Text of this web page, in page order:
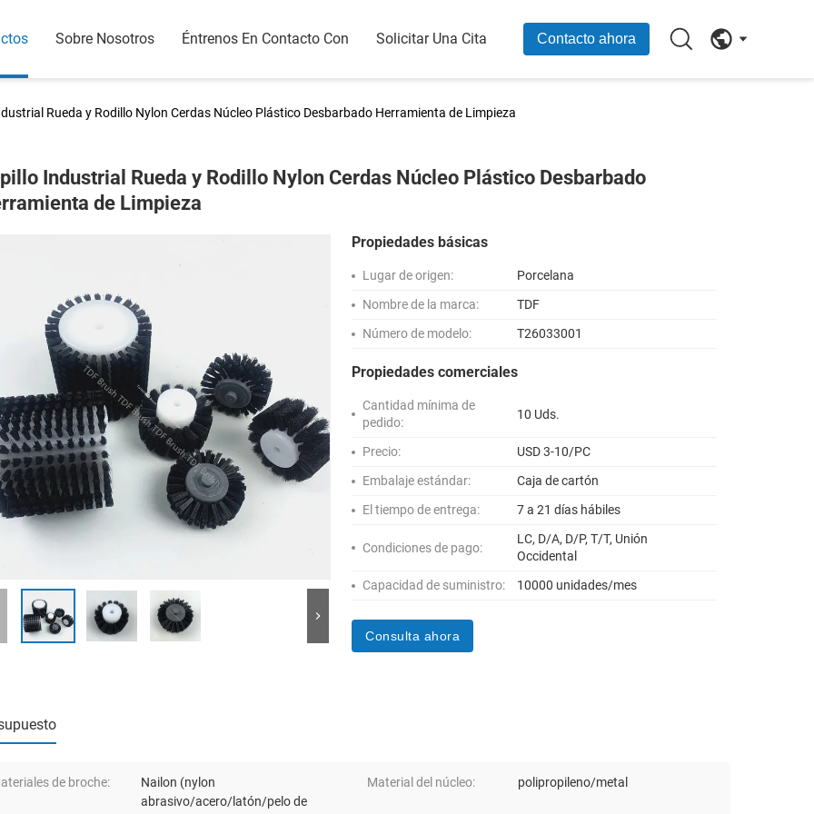
Sobre Nosotros Éntrenos En Contacto Con Solicitar Una Cita Contacto ahora
Rueda y Rodillo Nylon Cerdas Núcleo Plástico Desbarbado Herramienta de Limpieza
Industrial Rueda y Rodillo Nylon Cerdas Núcleo Plástico Desbarbado
de Limpieza
Propiedades básicas
Lugar de origen:
Porcelana
Nombre de la marca:
TDF
Número de modelo:
T26033001
Propiedades comerciales
Cantidad mínima de
pedido:
10 Uds.
Precio:
USD 3-10/PC
Embalaje estándar:
Caja de cartón
El tiempo de entrega:
7 a 21 días hábiles
Condiciones de pago:
LC, D/A, D/P, T/T, Unión
Occidental
Capacidad de suministro:
10000 unidades/mes
Consulta ahora
de broche:
Nailon (nylon
abrasivo/acero/latón/pelo de
Material del núcleo: polipropileno/metal